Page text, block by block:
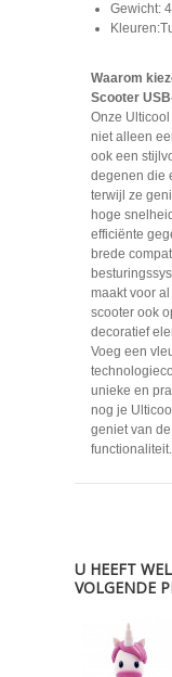
Gewicht:
Waarom
Scooter
Onze
niet alleen
ook een
degenen die
terwijl ze
hoge
efficiënte
brede
maakt voor
scooter ook
decoratief
Voeg een
unieke en
nog je
geniet van
functionaliteit.
U HEEFT
VOLGENDE